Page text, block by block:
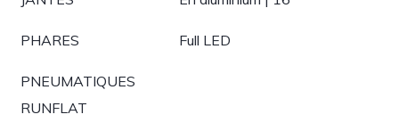
PHARES Full LED
PNEUMATIQUES
RUNFLAT